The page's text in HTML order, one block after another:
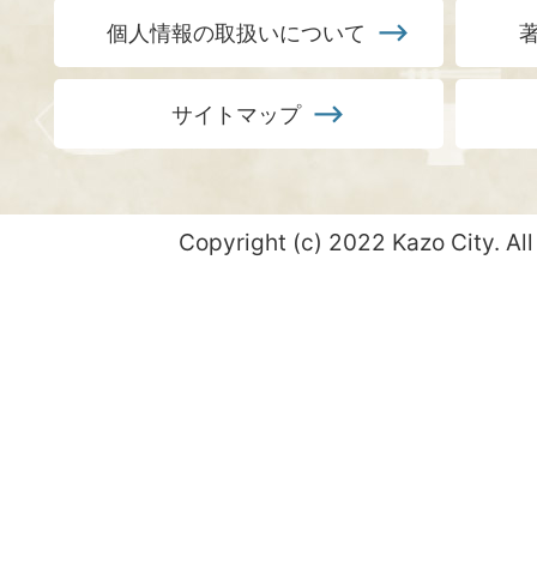
個人情報の取扱いについて
サイトマップ
Copyright (c) 2022 Kazo City.